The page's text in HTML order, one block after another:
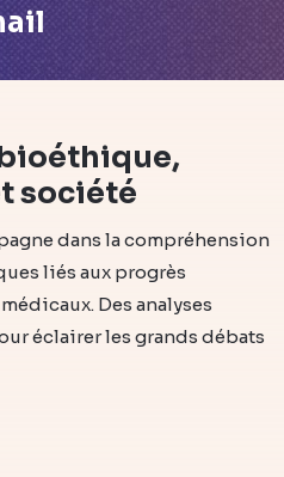
société
dans la compréhension
liés aux progrès
Des analyses
éclairer les grands débats